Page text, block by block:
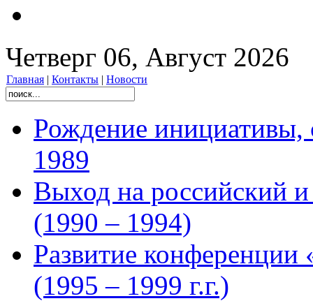
Четверг 06, Август 2026
Главная | Контакты | Новости
Рождение инициативы,
1989
Выход на российский
(1990 – 1994)
Развитие конференции
(1995 – 1999 г.г.)